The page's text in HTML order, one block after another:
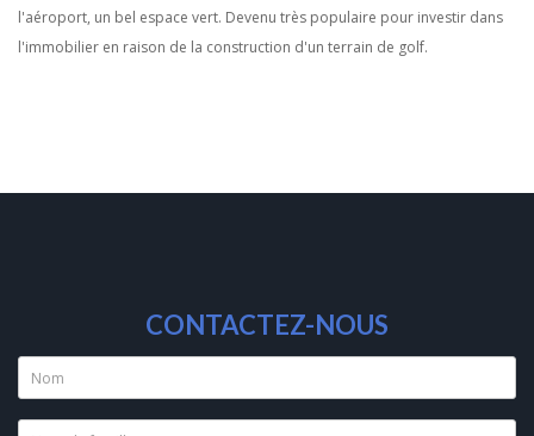
l'aéroport, un bel espace vert. Devenu très populaire pour investir dans
l'immobilier en raison de la construction d'un terrain de golf.
CONTACTEZ-NOUS